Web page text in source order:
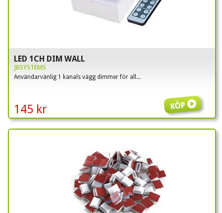
LED 1CH DIM WALL
145 kr
JBSYSTEMS
Användarvänlig 1 kanals vägg dimmer för all...
Köp